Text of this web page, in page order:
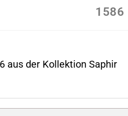
1586
aus der Kollektion Saphir